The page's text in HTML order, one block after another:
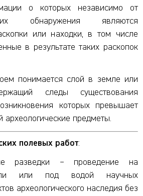
о которых независимо от
их обнаружения являются
или находки, в том числе
в результате таких раскопок
понимается слой в земле или
следы существования
которых превышает
археологические предметы.
полевых работ:
разведки – проведение на
или под водой научных
археологического наследия без